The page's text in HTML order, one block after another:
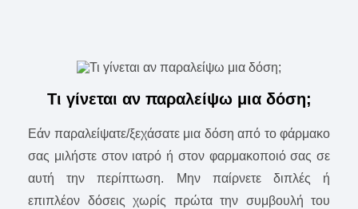
Τι γίνεται αν παραλείψω μια δόση;
Εάν παραλείψατε/ξεχάσατε μια δόση από το φάρμακο
σας μιλήστε στον ιατρό ή στον φαρμακοποιό σας σε
αυτή την περίπτωση. Μην παίρνετε διπλές ή
επιπλέον δόσεις χωρίς πρώτα την συμβουλή του